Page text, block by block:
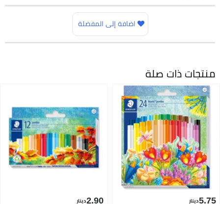
اضافة إلى المفضلة
منتجات ذات صلة
5.75دينار 2.90دينار